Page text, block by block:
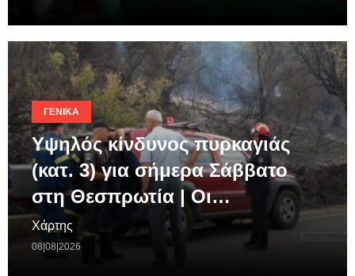
ΓΕΝΙΚΆ
Υψηλός κίνδυνος πυρκαγιάς
(κατ. 3) για σήμερα Σάββατο
στη Θεσπρωτία | Οι…
Χάρτης
08|08|2026